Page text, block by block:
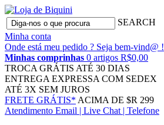
SEARCH
Minha conta
Onde está meu pedido ? Seja bem-vind@ !
Minhas comprinhas 0 artigos R$0,00
TROCA GRÁTIS ATÉ 30 DIAS
ENTREGA EXPRESSA COM SEDEX
ATÉ 3X SEM JUROS
FRETE GRÁTIS* ACIMA DE $R 299
Atendimento Email | Live Chat | Telefone